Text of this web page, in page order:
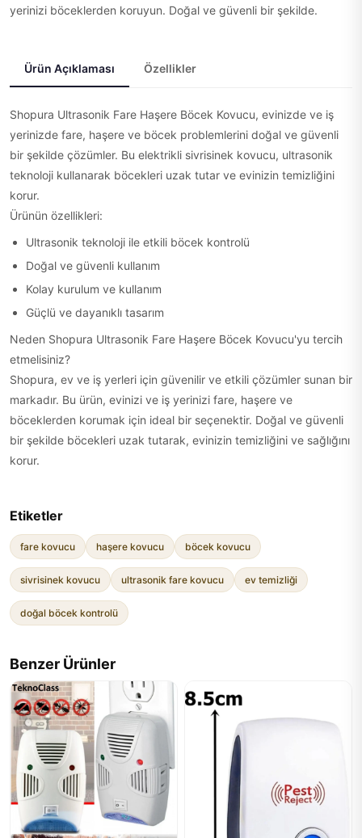
yerinizi böceklerden koruyun. Doğal ve güvenli bir şekilde.
Ürün Açıklaması Özellikler
Shopura Ultrasonik Fare Haşere Böcek Kovucu, evinizde ve iş
yerinizde fare, haşere ve böcek problemlerini doğal ve güvenli
bir şekilde çözümler. Bu elektrikli sivrisinek kovucu, ultrasonik
teknoloji kullanarak böcekleri uzak tutar ve evinizin temizliğini
korur.
Ürünün özellikleri:
Ultrasonik teknoloji ile etkili böcek kontrolü
Doğal ve güvenli kullanım
Kolay kurulum ve kullanım
Güçlü ve dayanıklı tasarım
Neden Shopura Ultrasonik Fare Haşere Böcek Kovucu'yu tercih
etmelisiniz?
Shopura, ev ve iş yerleri için güvenilir ve etkili çözümler sunan bir
markadır. Bu ürün, evinizi ve iş yerinizi fare, haşere ve
böceklerden korumak için ideal bir seçenektir. Doğal ve güvenli
bir şekilde böcekleri uzak tutarak, evinizin temizliğini ve sağlığını
korur.
Etiketler
fare kovucu haşere kovucu böcek kovucu
sivrisinek kovucu ultrasonik fare kovucu ev temizliği
doğal böcek kontrolü
Benzer Ürünler